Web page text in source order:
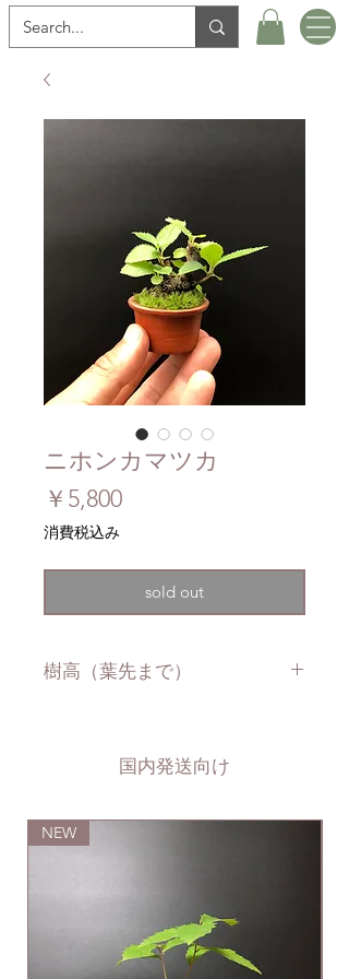
ニホンカマツカ
￥5,800価
消費税込み
sold out
樹高（葉先まで）
国内発送向け
NEW